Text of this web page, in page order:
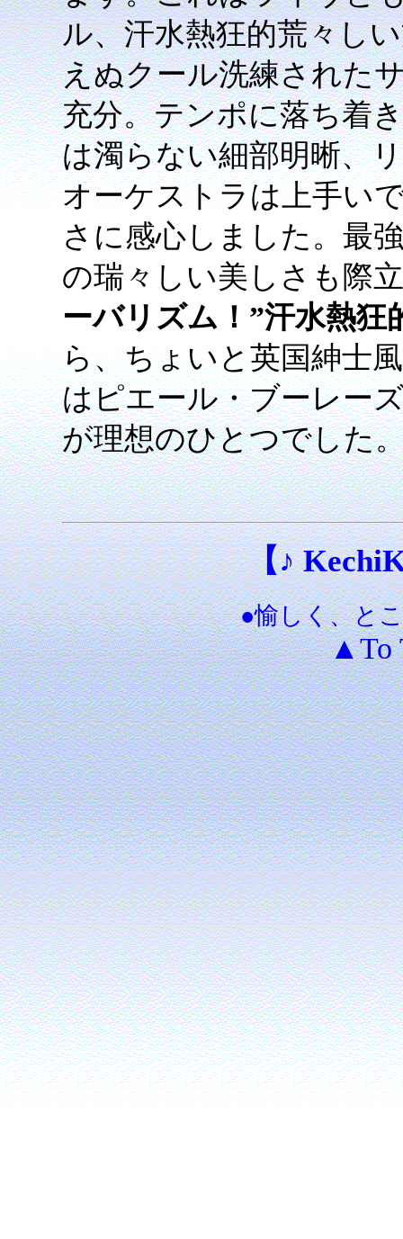
ル、汗水熱狂的荒々し
えぬクール洗練された
充分。テンポに落ち着
は濁らない細部明晰、
オーケストラは上手い
さに感心しました。最
の瑞々しい美しさも際
ーバリズム！”汗水熱狂
ら、ちょいと英国紳士
はピエール・ブーレー
が理想のひとつでした
【♪
●愉しく、と
▲To